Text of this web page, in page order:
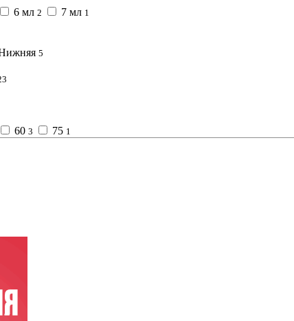
6 мл 2 7 мл 1
5
60 3 75 1